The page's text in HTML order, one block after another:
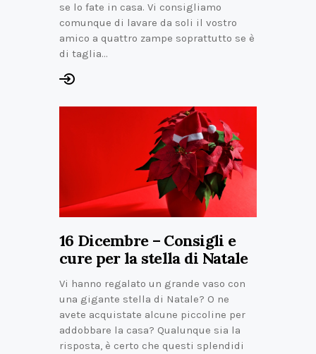
se lo fate in casa. Vi consigliamo
comunque di lavare da soli il vostro
amico a quattro zampe soprattutto se è
di taglia…
16 Dicembre – Consigli e
cure per la stella di Natale
Vi hanno regalato un grande vaso con
una gigante stella di Natale? O ne
avete acquistate alcune piccoline per
addobbare la casa? Qualunque sia la
risposta, è certo che questi splendidi